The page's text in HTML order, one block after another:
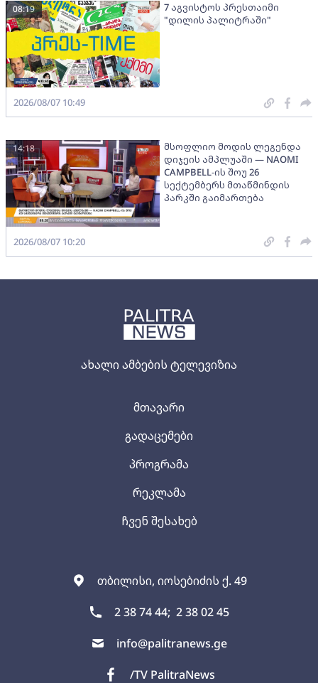
ახალი ამბების ტელევიზია
თბილისი, იოსებიძის ქ. 49
2 38 74 44; 2 38 02 45
info@palitranews.ge
/TV PalitraNews
მთავარი
გადაცემები
პროგრამა
რეკლამა
ჩვენ შესახებ
7 აგვისტოს პრესთაიმი
"დილის პალიტრაში"
08:19
2026/08/07 10:49
მსოფლიო მოდის ლეგენდა
დიჯეის ამპლუაში — NAOMI
CAMPBELL-ის შოუ 26
სექტემბერს მთაწმინდის
პარკში გაიმართება
14:18
2026/08/07 10:20